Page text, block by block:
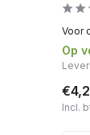
Voor
Op
Incl.